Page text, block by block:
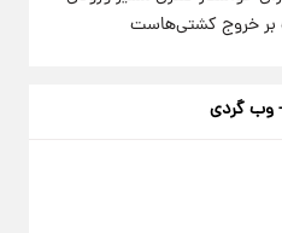
بر خروج کشتی‌هاست
وب گردی